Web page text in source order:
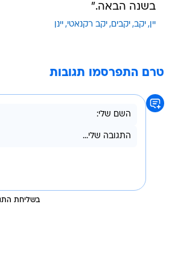
בשנה הבאה."
יין יקב יקבים יקב רקנאטי יינן
טרם התפרסמו תגובות
בשליחת